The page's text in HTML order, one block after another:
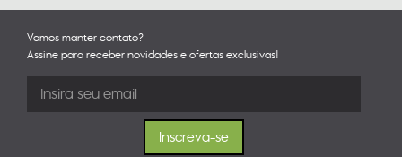
Vamos manter contato?
Assine para receber novidades e ofertas exclusivas!